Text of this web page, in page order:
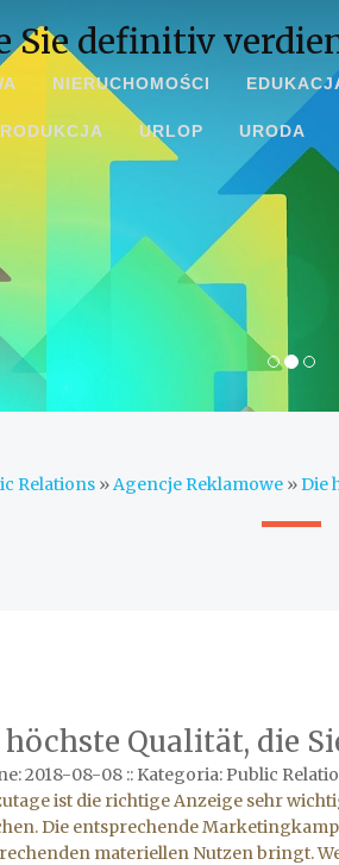
Sie definitiv
NIERUCHOMOŚCI
URLOP URODA
Relations»Agencje Reklamowe»Die
höchste Qualität, die
2018-08-08 :: Kategoria: Public
ist die richtige Anzeige sehr
Die entsprechende
materiellen Nutzen bringt.